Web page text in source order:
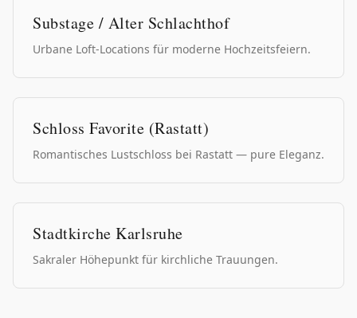
Substage / Alter Schlachthof
Urbane Loft-Locations für moderne Hochzeitsfeiern.
Schloss Favorite (Rastatt)
Romantisches Lustschloss bei Rastatt — pure Eleganz.
Stadtkirche Karlsruhe
Sakraler Höhepunkt für kirchliche Trauungen.